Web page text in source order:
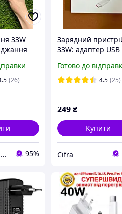
33W
(26)
SOLODKO_shop 95%
Зарядний
33W: адаптер USB
Готово до
4.5 (25)
249 ₴
Купити
Cifra